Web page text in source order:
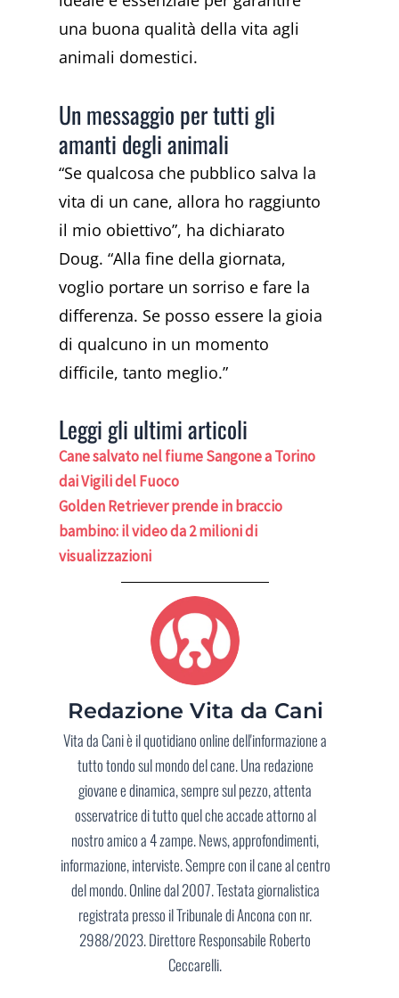
una buona qualità della vita agli
animali domestici.
Un messaggio per tutti gli
amanti degli animali
“Se qualcosa che pubblico salva la
vita di un cane, allora ho raggiunto
il mio obiettivo”, ha dichiarato
Doug. “Alla fine della giornata,
voglio portare un sorriso e fare la
differenza. Se posso essere la gioia
di qualcuno in un momento
difficile, tanto meglio.”
Leggi gli ultimi articoli
Cane salvato nel fiume Sangone a Torino
dai Vigili del Fuoco
Golden Retriever prende in braccio
bambino: il video da 2 milioni di
visualizzazioni
Redazione Vita da Cani
Vita da Cani è il quotidiano online dell'informazione a
tutto tondo sul mondo del cane. Una redazione
giovane e dinamica, sempre sul pezzo, attenta
osservatrice di tutto quel che accade attorno al
nostro amico a 4 zampe. News, approfondimenti,
informazione, interviste. Sempre con il cane al centro
del mondo. Online dal 2007. Testata giornalistica
registrata presso il Tribunale di Ancona con nr.
2988/2023. Direttore Responsabile Roberto
Ceccarelli.